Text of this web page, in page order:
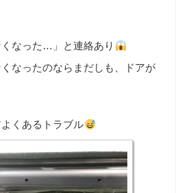
くなった…」と連絡あり
なったのならまだしも、ドアが
くあるトラブル